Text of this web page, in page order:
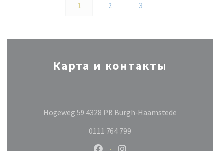
1 2 3
Карта и контакты
Hogeweg 59 4328 PB Burgh-Haamstede
0111 764 799